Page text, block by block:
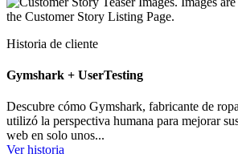
Historia de cliente
Gymshark + UserTesting
Descubre cómo Gymshark, fabricante de
utilizó la perspectiva humana para mejorar
web en solo unos...
Ver historia